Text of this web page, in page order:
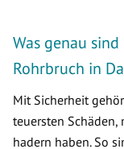
Was genau
Rohrbruch in
Mit Sicherheit
teuersten Schäden,
hadern haben. So